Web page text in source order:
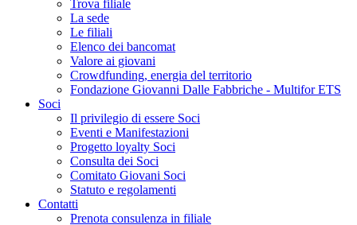
Trova filiale
La sede
Le filiali
Elenco dei bancomat
Valore ai giovani
Crowdfunding, energia del territorio
Fondazione Giovanni Dalle Fabbriche - Multifor ETS
Soci
Il privilegio di essere Soci
Eventi e Manifestazioni
Progetto loyalty Soci
Consulta dei Soci
Comitato Giovani Soci
Statuto e regolamenti
Contatti
Prenota consulenza in filiale